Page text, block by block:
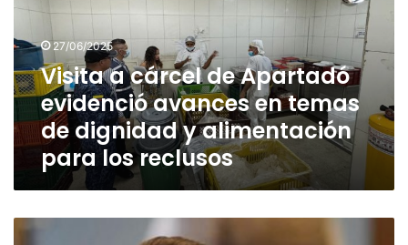
avances
temas
de
dignidad
y
alimentación
los
27/06/2025
Visita a cárcel de Apartadó
evidenció avances en temas
de dignidad y alimentación
para los reclusos